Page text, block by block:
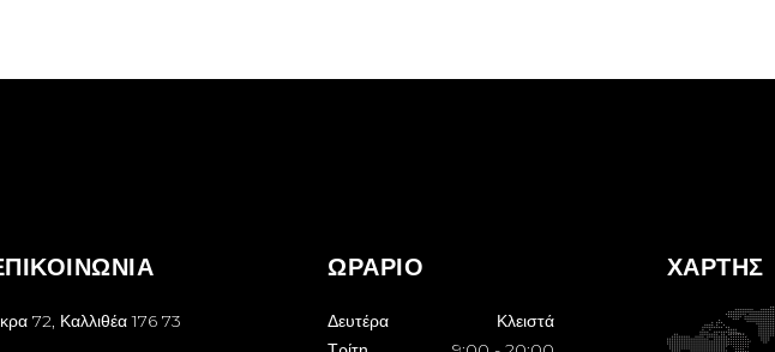
72, Καλλιθέα 176 73
ΩΡΑΡΙΟ
Δευτέρα
Κλειστά
ΧΑΡΤΗΣ